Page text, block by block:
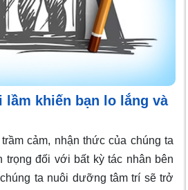
lầm khiến bạn lo lắng và
cảm, nhận thức của chúng ta
trọng đối với bất kỳ tác nhân bên
ta nuôi dưỡng tâm trí sẽ trở